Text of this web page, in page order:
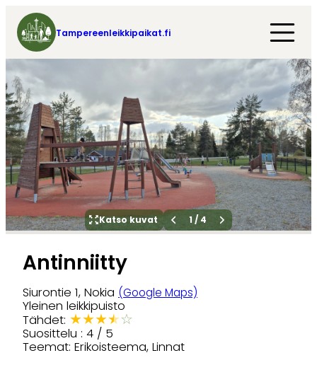
Tampereenleikkipaikat.fi
Katso kuvat 1 /4
Antinniitty
Siurontie 1, Nokia (Google Maps)
Yleinen leikkipuisto
Tähdet: ★★★★☆
Suosittelu : 4 / 5
Teemat: Erikoisteema, Linnat